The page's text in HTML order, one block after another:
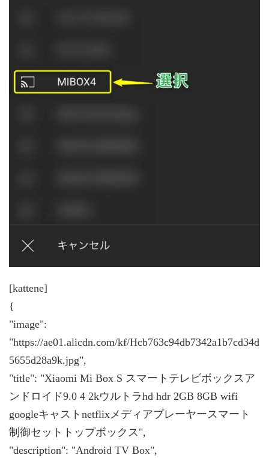
[kattene]
{
"image":
"https://ae01.alicdn.com/kf/Hcb763c94db7342a1b7cd34d
5655d28a9k.jpg",
"title": "Xiaomi Mi Box S スマートテレビボックスア
ンドロイド9.0 4 2kウルトラhd hdr 2GB 8GB wifi
googleキャストnetflixメディアプレーヤースマート
制御セットトップボックス",
"description": "Android TV Box",